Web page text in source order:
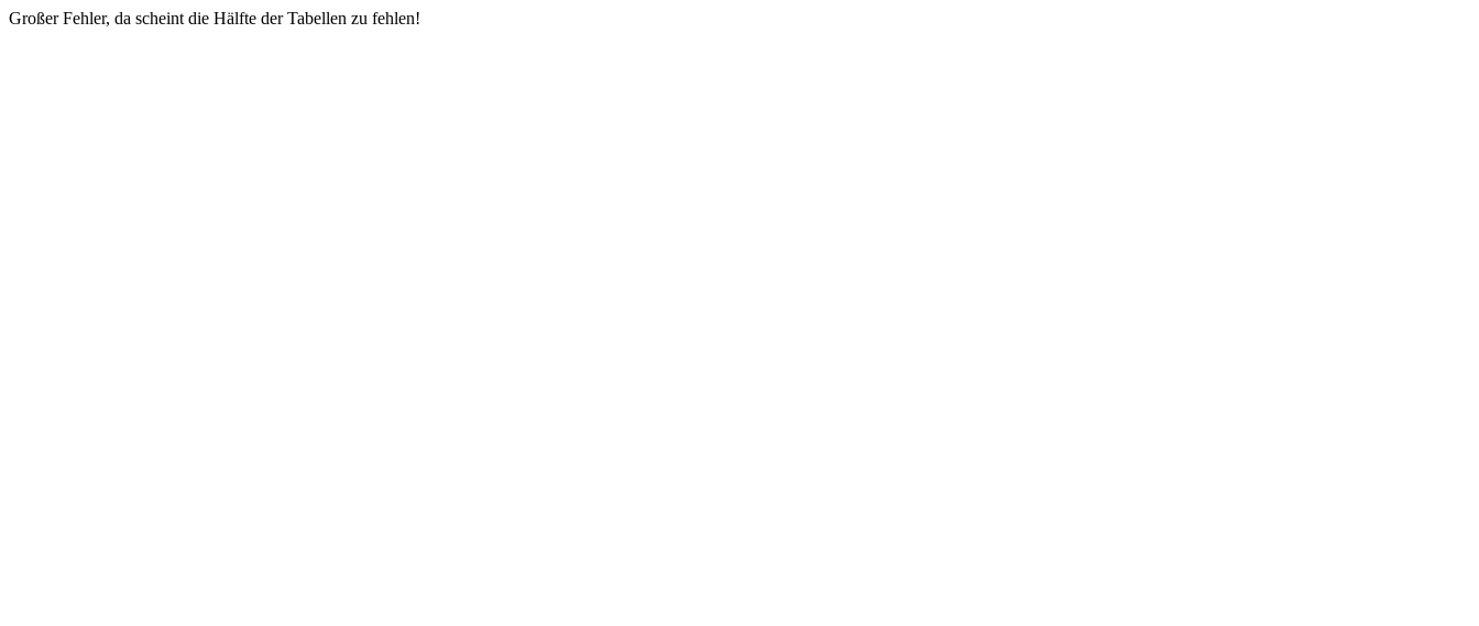
Großer Fehler, da scheint die Hälfte der Tabellen zu fehlen!